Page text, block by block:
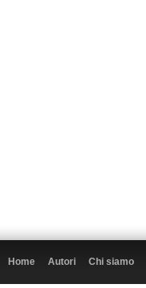
Home Autori Chi siamo